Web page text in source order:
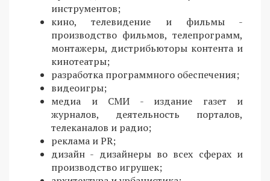
инструментов;
кино, телевидение и фильмы -
производство фильмов, телепрограмм,
монтажеры, дистрибьюторы контента и
кинотеатры;
разработка программного обеспечения;
видеоигры;
медиа и СМИ - издание газет и
журналов, деятельность порталов,
телеканалов и радио;
реклама и PR;
дизайн - дизайнеры во всех сферах и
производство игрушек;